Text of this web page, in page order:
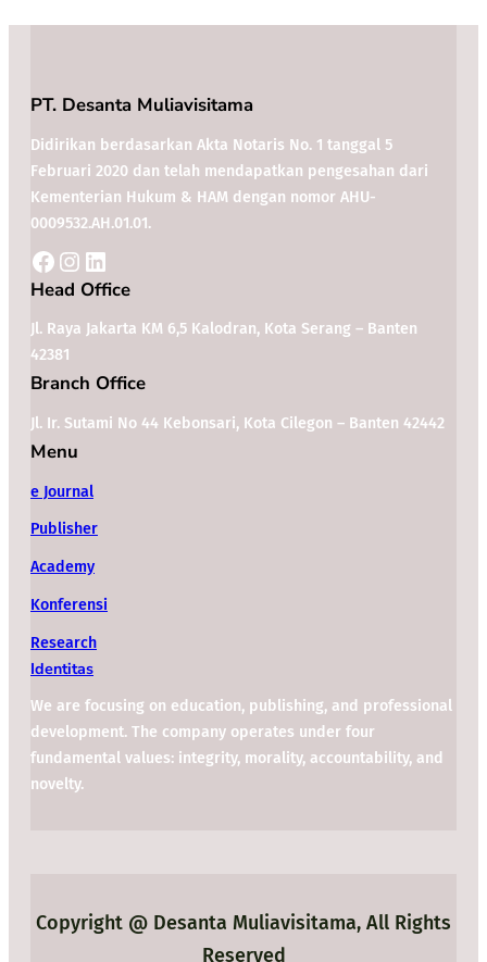
PT. Desanta Muliavisitama
Didirikan berdasarkan Akta Notaris No. 1 tanggal 5
Februari 2020 dan telah mendapatkan pengesahan dari
Kementerian Hukum & HAM dengan nomor AHU-
0009532.AH.01.01.
Head Office
Jl. Raya Jakarta KM 6,5 Kalodran, Kota Serang – Banten
42381
Branch Office
Jl. Ir. Sutami No 44 Kebonsari, Kota Cilegon – Banten 42442
Menu
e Journal
Publisher
Academy
Konferensi
Research
Identitas
We are focusing on education, publishing, and professional
development. The company operates under four
fundamental values: integrity, morality, accountability, and
novelty.
Copyright @ Desanta Muliavisitama, All Rights
Reserved